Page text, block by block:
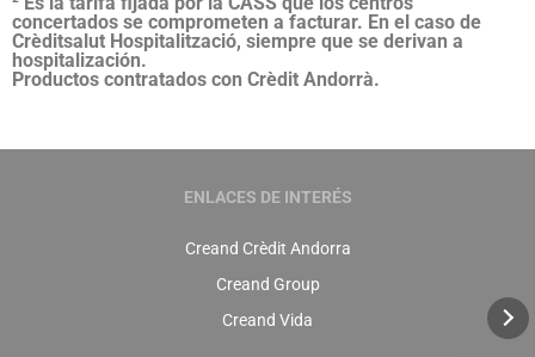
concertados se comprometen a facturar. En el caso de
Crèditsalut Hospitalització, siempre que se derivan a
hospitalización.
Productos contratados con Crèdit Andorrà.
ENLACES DE INTERÉS
Creand Crèdit Andorra
Creand Group
Creand Vida